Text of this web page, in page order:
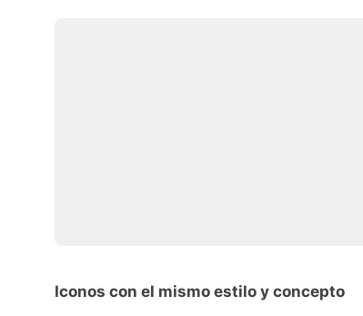
Iconos con el mismo estilo y concepto